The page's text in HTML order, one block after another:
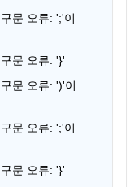
문 오류: ';'이
문 오류: '}'
문 오류: ')'이
문 오류: ';'이
문 오류: '}'